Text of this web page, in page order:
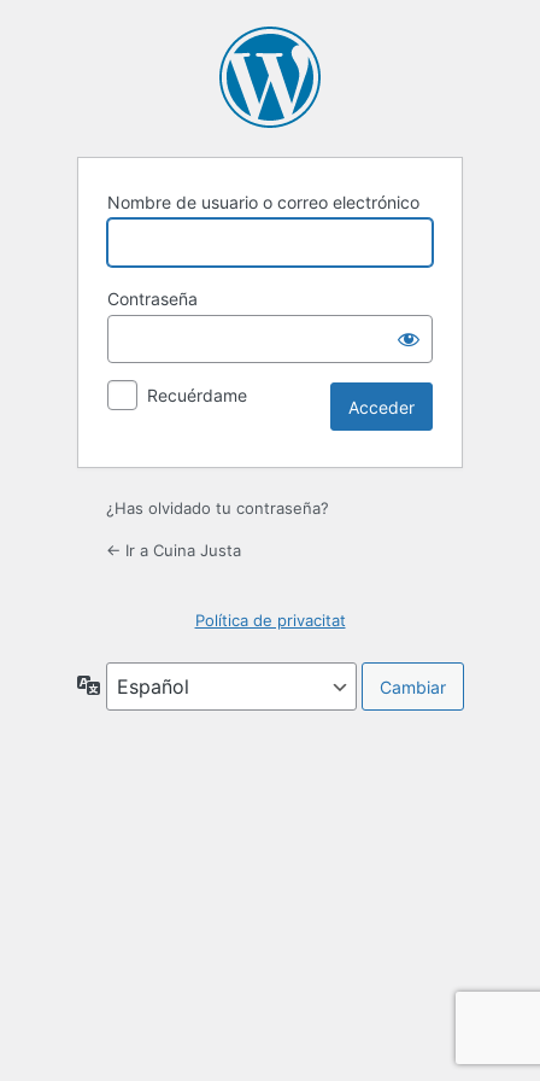
Nombre de usuario o correo electrónico
Contraseña
Recuérdame
¿Has olvidado tu contraseña?
← Ir a Cuina Justa
Política de privacitat
Idioma